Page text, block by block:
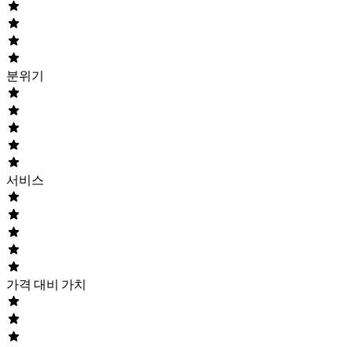
분위기
서비스
가격 대비 가치